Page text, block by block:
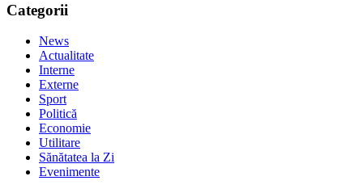
Categorii
News
Actualitate
Interne
Externe
Sport
Politică
Economie
Utilitare
Sănătatea la Zi
Evenimente